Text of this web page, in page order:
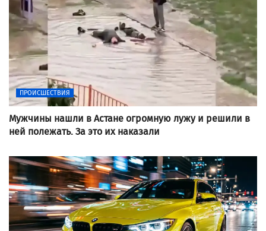
ПРОИСШЕСТВИЯ
Мужчины нашли в Астане огромную лужу и решили в
ней полежать. За это их наказали